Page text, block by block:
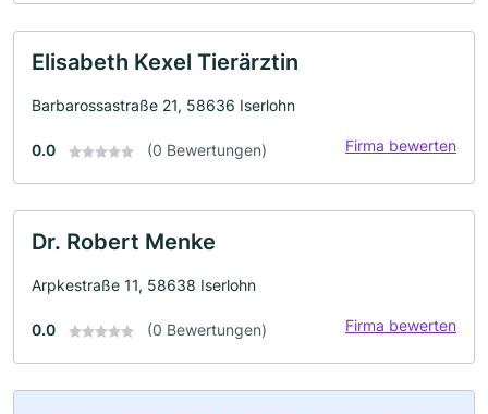
Elisabeth Kexel Tierärztin
Barbarossastraße 21, 58636 Iserlohn
0.0 (0 Bewertungen) Firma bewerten
Dr. Robert Menke
Arpkestraße 11, 58638 Iserlohn
0.0 (0 Bewertungen) Firma bewerten